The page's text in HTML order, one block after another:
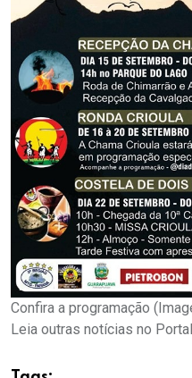
Confira a programação
Leia outras notícias no Portal